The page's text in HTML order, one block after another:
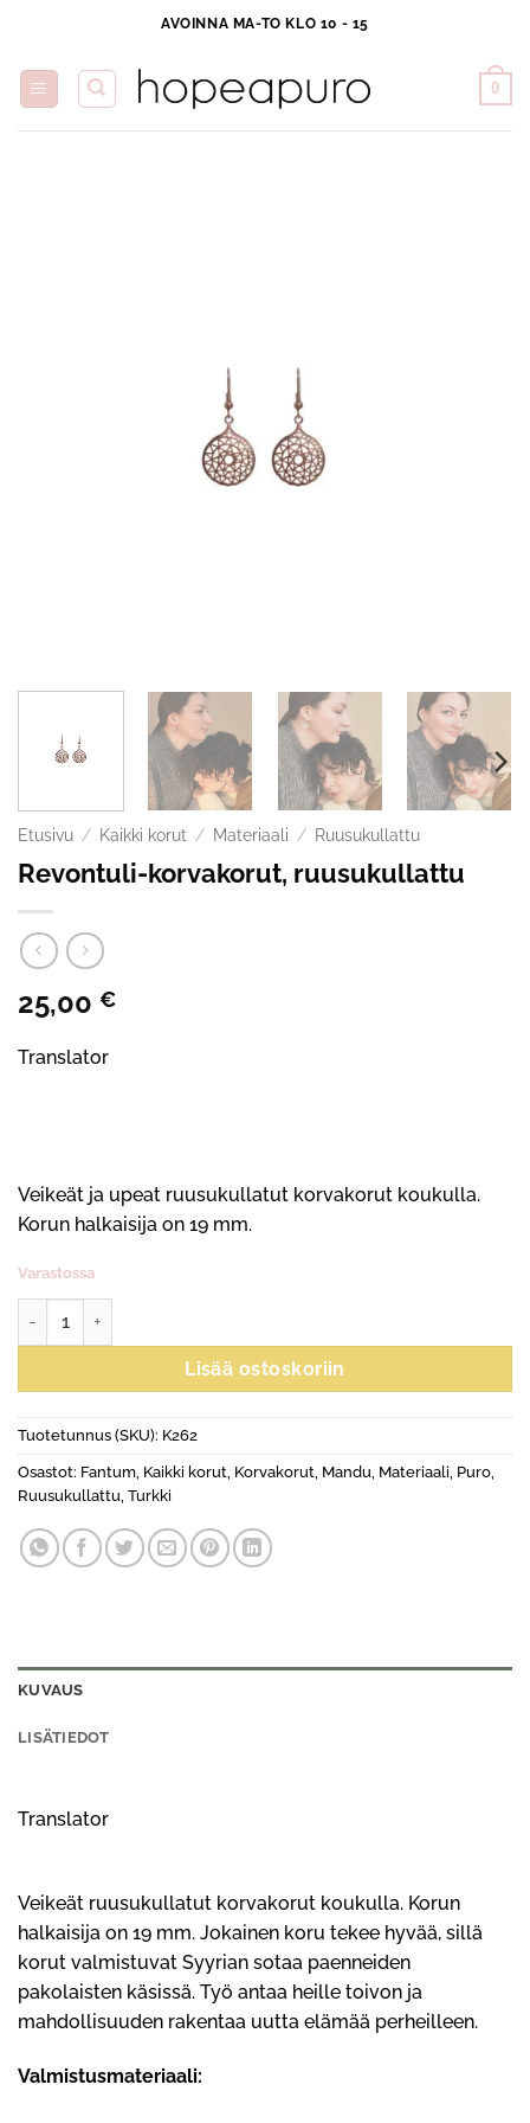
content
AVOINNA MA-TO KLO 10 - 15
0
Etusivu / Kaikki korut / Materiaali / Ruusukullattu
Revontuli-korvakorut, ruusukullattu
25,00 €
Translator
Veikeät ja upeat ruusukullatut korvakorut koukulla.
Korun halkaisija on 19 mm.
Varastossa
Lisää ostoskoriin
Tuotetunnus (SKU): K262
Osastot: Fantum Kaikki korut Korvakorut Mandu Materiaali Puro
Ruusukullattu Turkki
KUVAUS
LISÄTIEDOT
Translator
Veikeät ruusukullatut korvakorut koukulla. Korun
halkaisija on 19 mm. Jokainen koru tekee hyvää, sillä
korut valmistuvat Syyrian sotaa paenneiden
pakolaisten käsissä. Työ antaa heille toivon ja
mahdollisuuden rakentaa uutta elämää perheilleen.
Valmistusmateriaali: